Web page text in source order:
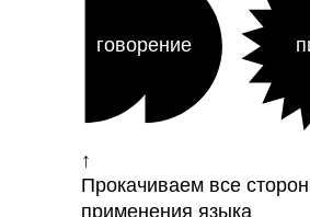
Прокачиваем все
применения языка
говорение
↑